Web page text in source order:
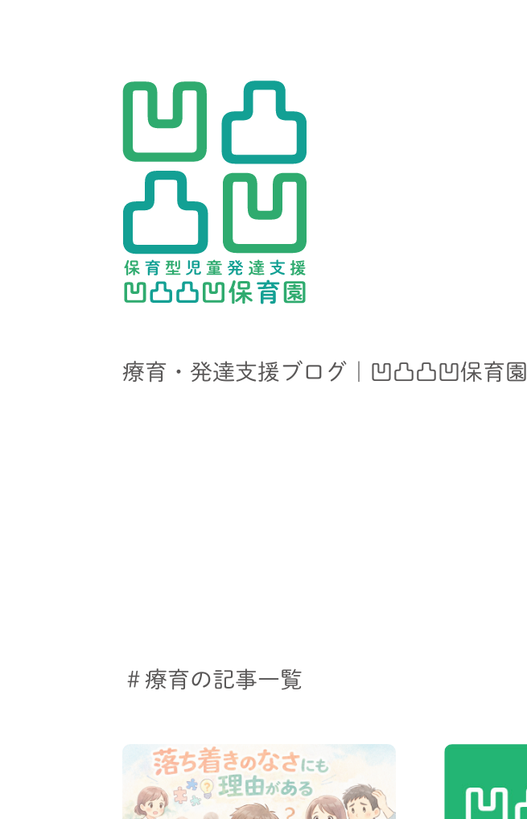
療育・発達支援ブログ｜凹凸凸凹保育園
＃療育の記事一覧